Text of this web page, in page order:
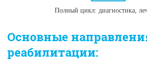
Полный цикл: диагностика,
Основные
реабилитации: